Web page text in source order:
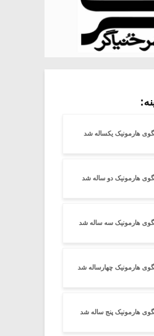
هارمونیک یکساله شد
هارمونیک دو ساله شد
هارمونیک سه ساله شد
هارمونیک چهارساله شد
هارمونیک پنج ساله شد